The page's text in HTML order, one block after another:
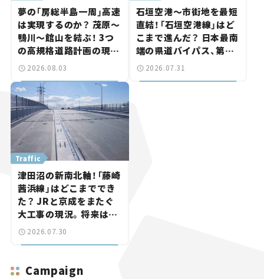
夢の「房総半島一周」高速
は実現するのか？ 茂原～
鴨川～館山を結ぶ！ 3つ
の高規格道路計画の現
状。「館山鴨川道路」で検
路計画】
2026.08.03
石垣空港～市街地を最短
直結！「石垣空港線」はど
こまで進んだ？ 日本最南
端の県道バイパス、第2
工区も延伸開通 【いま気
2026.07.31
Traffic
津田沼の新南北軸！「藤崎
茜浜線」はどこまででき
た？ JRと京成をまたぐ
大工事の現況。将来は
「習志野～鎌ケ谷」を最短
2026.07.30
Campaign